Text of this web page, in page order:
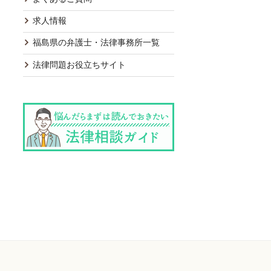
求人情報
福島県の弁護士・法律事務所一覧
法律問題お役立ちサイト